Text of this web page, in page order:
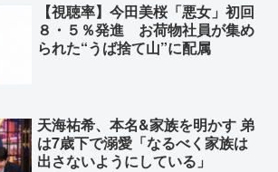
【視聴率】今田美桜「悪女」初回
８・５％発進 お荷物社員が集め
られた“うば捨て山”に配属
天海祐希、本名&家族を明かす 弟
は7歳下で溺愛「なるべく家族は
出さないようにしている」